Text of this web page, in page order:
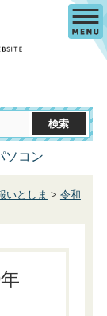
ソコン
いとしま > 令和